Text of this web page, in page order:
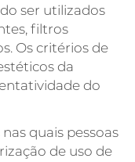
ser utilizados
filtros
Os critérios de
da
do
quais pessoas
de uso de